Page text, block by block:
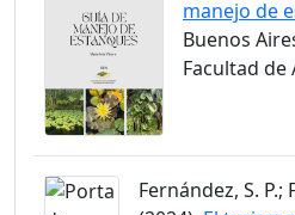
manejo de
Buenos
Facultad
Fernández, S. P.;